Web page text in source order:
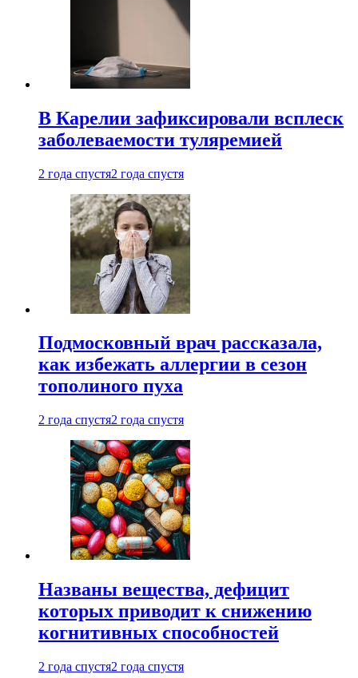
В Карелии зафиксировали всплеск
заболеваемости туляремией
2 года спустя2 года спустя
Подмосковный врач рассказала,
как избежать аллергии в сезон
тополиного пуха
2 года спустя2 года спустя
Названы вещества, дефицит
которых приводит к снижению
когнитивных способностей
2 года спустя2 года спустя